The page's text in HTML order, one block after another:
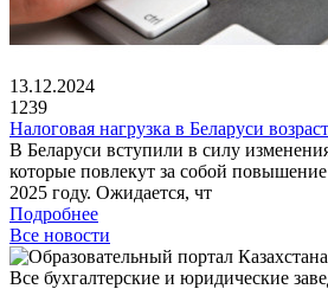
13.12.2024
1239
Налоговая нагрузка в Беларуси
В Беларуси вступили в силу
которые повлекут за собой
2025 году. Ожидается, чт
Подробнее
Все новости
Все бухгалтерские и юридические